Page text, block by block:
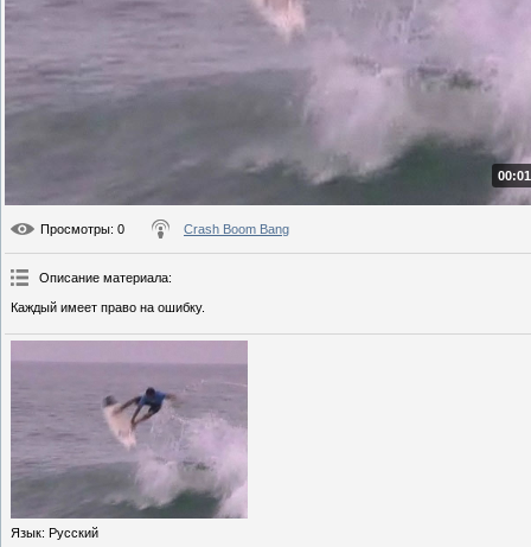
Просмотры: 0 Crash Boom Bang
Описание материала:
Каждый имеет право на ошибку.
Язык: Русский